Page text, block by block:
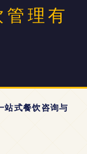
理有
站式餐饮咨询与